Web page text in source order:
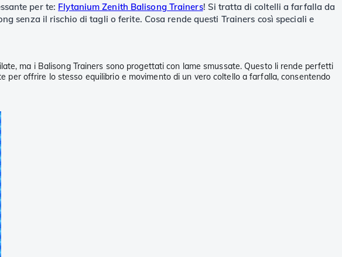
per te: Flytanium Zenith Balisong Trainers! Si tratta di coltelli a farfalla da
senza il rischio di tagli o ferite. Cosa rende questi Trainers così speciali e
ma i Balisong Trainers sono progettati con lame smussate. Questo li rende perfetti
per offrire lo stesso equilibrio e movimento di un vero coltello a farfalla, consentendo